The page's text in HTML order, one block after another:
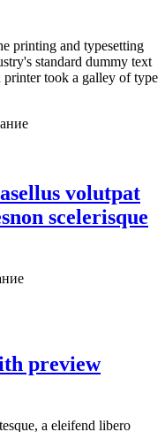
printing and typesetting
standard dummy text
printer took a galley of type
volutpat
scelerisque
preview
a eleifend libero